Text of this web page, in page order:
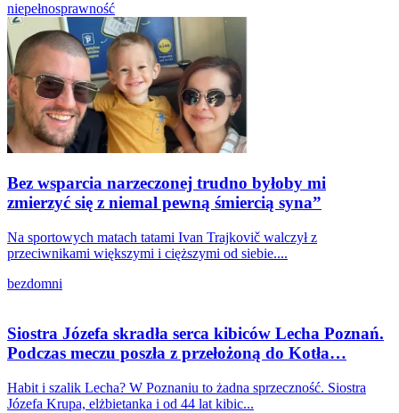
niepełnosprawność
Bez wsparcia narzeczonej trudno byłoby mi
zmierzyć się z niemal pewną śmiercią syna”
Na sportowych matach tatami Ivan Trajkovič walczył z
przeciwnikami większymi i cięższymi od siebie....
bezdomni
Siostra Józefa skradła serca kibiców Lecha Poznań.
Podczas meczu poszła z przełożoną do Kotła…
Habit i szalik Lecha? W Poznaniu to żadna sprzeczność. Siostra
Józefa Krupa, elżbietanka i od 44 lat kibic...